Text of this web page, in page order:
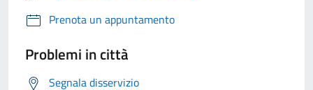
Prenota un appuntamento
Problemi in città
Segnala disservizio